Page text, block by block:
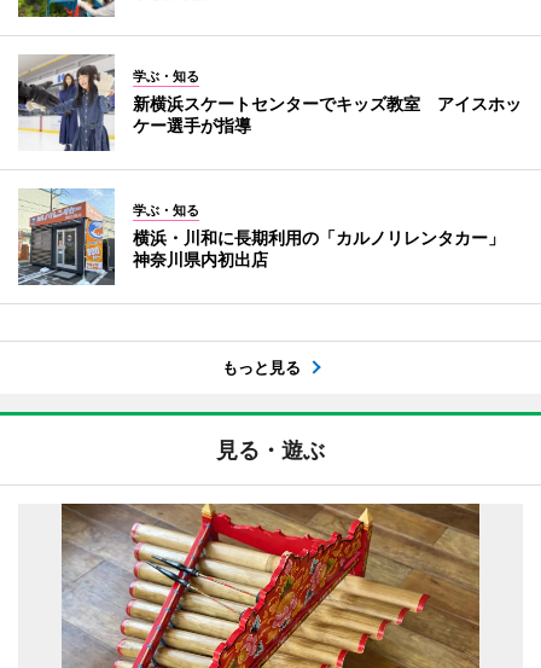
学ぶ・知る
新横浜スケートセンターでキッズ教室 アイスホッ
ケー選手が指導
学ぶ・知る
横浜・川和に長期利用の「カルノリレンタカー」
神奈川県内初出店
もっと見る
見る・遊ぶ